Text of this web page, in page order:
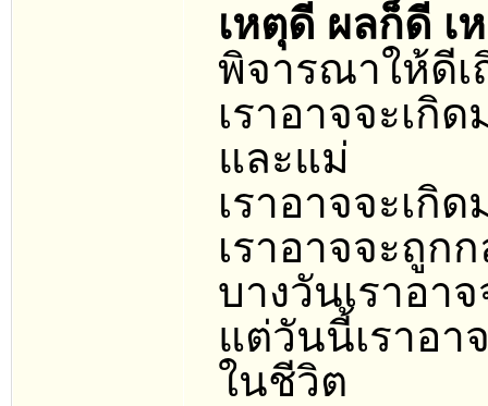
เหตุดี ผลก็ดี เ
พิจารณาให้ดีเ
เราอาจจะเกิ
และแม่
เราอาจจะเกิ
เราอาจจะถูก
บางวันเราอา
แต่วันนี้เราอ
ในชีวิต